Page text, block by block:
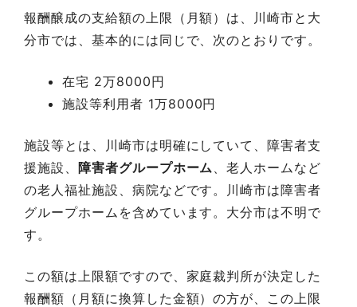
報酬醸成の支給額の上限（月額）は、川崎市と大
分市では、基本的には同じで、次のとおりです。
在宅 2万8000円
施設等利用者 1万8000円
施設等とは、川崎市は明確にしていて、障害者支
援施設、
障害者グループホーム、老人ホームなど
の老人福祉施設、病院などです。川崎市は障害者
グループホームを含めています。大分市は不明で
す。
この額は上限額ですので、家庭裁判所が決定した
報酬額（月額に換算した金額）の方が、この上限